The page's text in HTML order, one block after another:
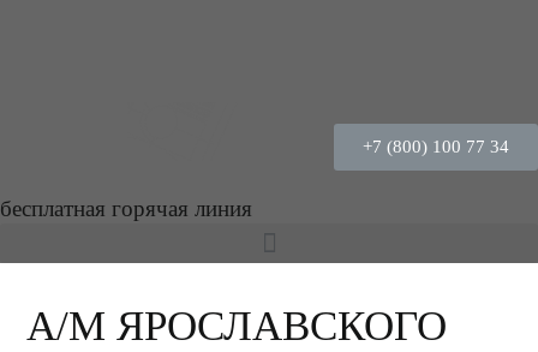
+7 (800) 100 77 34
бесплатная горячая линия
А/М ЯРОСЛАВСКОГО